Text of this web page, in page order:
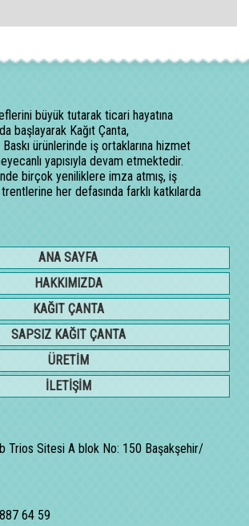
büyük tutarak ticari hayatına
başlayarak Kağıt Çanta,
ürünlerinde iş ortaklarına hizmet
yapısıyla devam etmektedir.
birçok yeniliklere imza atmış, iş
her defasında farklı katkılarda
ANA SAYFA
HAKKIMIZDA
KAĞIT ÇANTA
SAPSIZ KAĞIT ÇANTA
ÜRETİM
İLETİŞİM
Trios Sitesi A blok No: 150 Başakşehir/
64 59